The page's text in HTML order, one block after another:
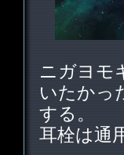
ニガヨモ
いたかっ
する。
耳栓は通